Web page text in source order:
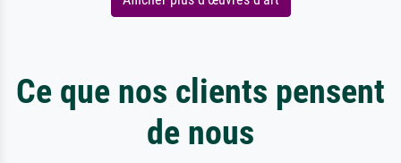
Ce que nos clients pensent
de nous